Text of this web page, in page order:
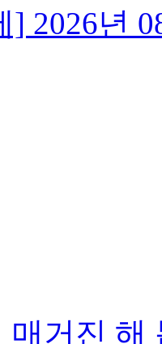
2026년
매거진 해